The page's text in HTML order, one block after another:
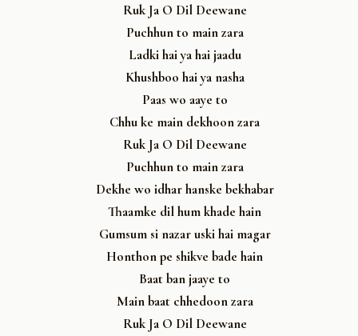
Ruk Ja O Dil Deewane
Puchhun to main zara
Ladki hai ya hai jaadu
Khushboo hai ya nasha
Paas wo aaye to
Chhu ke main dekhoon zara
Ruk Ja O Dil Deewane
Puchhun to main zara
Dekhe wo idhar hanske bekhabar
Thaamke dil hum khade hain
Gumsum si nazar uski hai magar
Honthon pe shikve bade hain
Baat ban jaaye to
Main baat chhedoon zara
Ruk Ja O Dil Deewane